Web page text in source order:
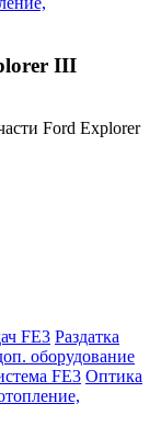
III
Ford Explorer
FE3 Раздатка
оборудование
FE3 Оптика